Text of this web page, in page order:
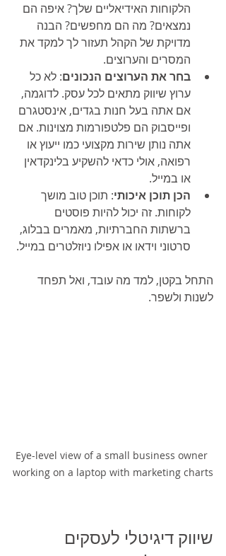
הלקוחות האידיאליים שלך? איפה הם
נמצאים? מה הם מחפשים? הבנה
מדויקת של הקהל תעזור לך למקד את
המסרים והערוצים.
בחר את הערוצים הנכונים: לא כל
ערוץ שיווק מתאים לכל עסק. לדוגמה,
אם אתה בעל חנות בגדים, אינסטגרם
ופייסבוק הם פלטפורמות מצוינות. אם
אתה נותן שירות מקצועי כמו ייעוץ או
רפואה, אולי כדאי להשקיע בלינקדאין
או במייל.
הכן תוכן איכותי: תוכן טוב מושך
לקוחות. זה יכול להיות פוסטים
ברשתות החברתיות, מאמרים בבלוג,
סרטוני וידאו או אפילו ניוזלטרים במייל.
התחל בקטן, למד מה עובד, ואל תפחד
לשנות ולשפר.
Eye-level view of a small business owner
working on a laptop with marketing charts
שיווק דיגיטלי לעסקים